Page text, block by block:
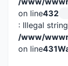
on line432
: Illegal
/www/
on line431